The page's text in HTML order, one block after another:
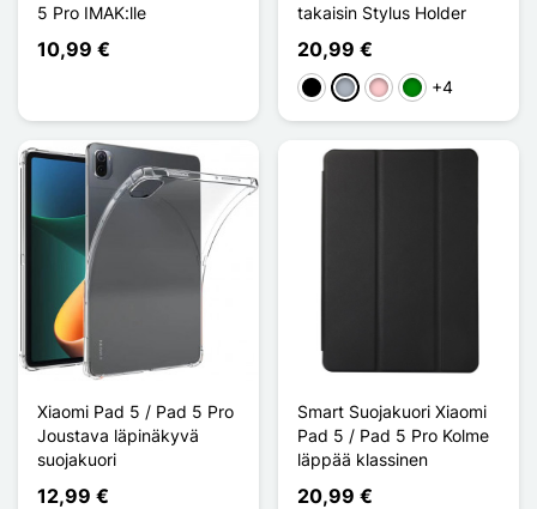
5 Pro IMAK:lle
10,99 €
takaisin Stylus Holder
20,99 €
MustaHarmaa
PinkkiVihreä
+4
Xiaomi Pad 5 / Pad 5 Pro
Joustava läpinäkyvä
suojakuori
12,99 €
Smart Suojakuori Xiaomi
Pad 5 / Pad 5 Pro Kolme
läppää klassinen
20,99 €